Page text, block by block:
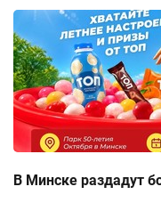
В Минске раздадут